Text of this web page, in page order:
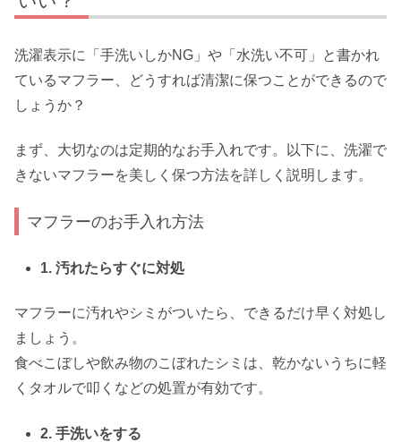
洗濯表示に「手洗いしかNG」や「水洗い不可」と書かれ
ているマフラー、どうすれば清潔に保つことができるので
しょうか？
まず、大切なのは定期的なお手入れです。以下に、洗濯で
きないマフラーを美しく保つ方法を詳しく説明します。
マフラーのお手入れ方法
1. 汚れたらすぐに対処
マフラーに汚れやシミがついたら、できるだけ早く対処し
ましょう。
食べこぼしや飲み物のこぼれたシミは、乾かないうちに軽
くタオルで叩くなどの処置が有効です。
2. 手洗いをする